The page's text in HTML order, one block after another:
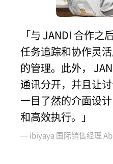
「与 JANDI 合作之
任务追踪和协作灵
的管理。此外，
通讯分开，并且让
一目了然的介面设
和高效执行。」
— ibiyaya 国际销售经理